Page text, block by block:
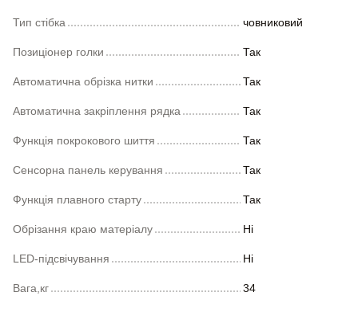
Тип стібка човниковий
Позиціонер голки Так
Автоматична обрізка нитки Так
Автоматична закріплення рядка Так
Функція покрокового шиття Так
Сенсорна панель керування Так
Функція плавного старту Так
Обрізання краю матеріалу Ні
LED-підсвічування Ні
Вага,кг 34